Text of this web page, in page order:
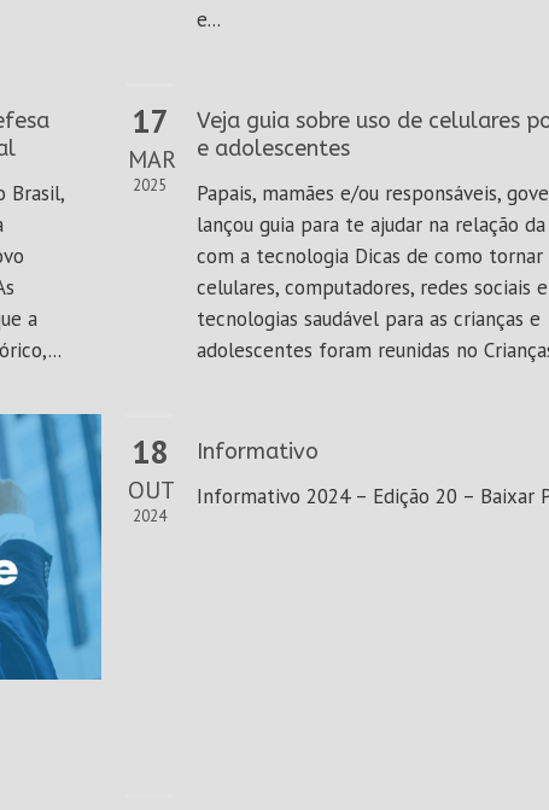
e...
Brasil,
a
17
MAR
2025
Veja guia sobre uso de celulares
e adolescentes
Papais, mamães e/ou responsáveis,
lançou guia para te ajudar na relação
com a tecnologia Dicas de como tornar
celulares, computadores, redes sociais
tecnologias saudável para as crianças e
adolescentes foram reunidas no
18
OUT
2024
Informativo
Informativo 2024 – Edição 20 – Baixar